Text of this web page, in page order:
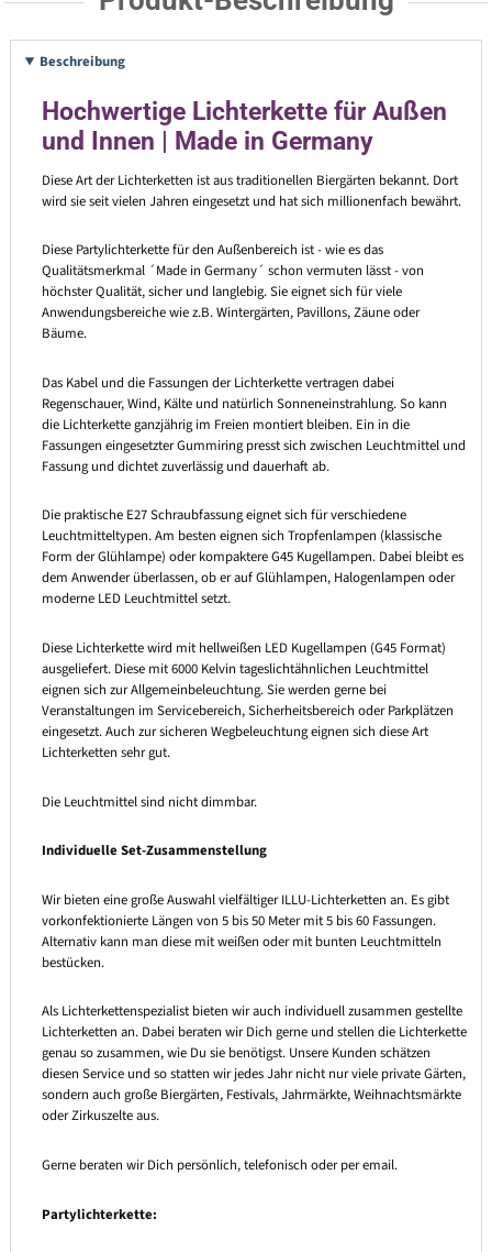
Beschreibung
Hochwertige Lichterkette für Außen
und Innen | Made in Germany
Diese Art der Lichterketten ist aus traditionellen Biergärten bekannt. Dort
wird sie seit vielen Jahren eingesetzt und hat sich millionenfach bewährt.
Diese Partylichterkette für den Außenbereich ist - wie es das
Qualitätsmerkmal ´Made in Germany´ schon vermuten lässt - von
höchster Qualität, sicher und langlebig. Sie eignet sich für viele
Anwendungsbereiche wie z.B. Wintergärten, Pavillons, Zäune oder
Bäume.
Das Kabel und die Fassungen der Lichterkette vertragen dabei
Regenschauer, Wind, Kälte und natürlich Sonneneinstrahlung. So kann
die Lichterkette ganzjährig im Freien montiert bleiben. Ein in die
Fassungen eingesetzter Gummiring presst sich zwischen Leuchtmittel und
Fassung und dichtet zuverlässig und dauerhaft ab.
Die praktische E27 Schraubfassung eignet sich für verschiedene
Leuchtmitteltypen. Am besten eignen sich Tropfenlampen (klassische
Form der Glühlampe) oder kompaktere G45 Kugellampen. Dabei bleibt es
dem Anwender überlassen, ob er auf Glühlampen, Halogenlampen oder
moderne LED Leuchtmittel setzt.
Diese Lichterkette wird mit hellweißen LED Kugellampen (G45 Format)
ausgeliefert. Diese mit 6000 Kelvin tageslichtähnlichen Leuchtmittel
eignen sich zur Allgemeinbeleuchtung. Sie werden gerne bei
Veranstaltungen im Servicebereich, Sicherheitsbereich oder Parkplätzen
eingesetzt. Auch zur sicheren Wegbeleuchtung eignen sich diese Art
Lichterketten sehr gut.
Die Leuchtmittel sind nicht dimmbar.
Individuelle Set-Zusammenstellung
Wir bieten eine große Auswahl vielfältiger ILLU-Lichterketten an. Es gibt
vorkonfektionierte Längen von 5 bis 50 Meter mit 5 bis 60 Fassungen.
Alternativ kann man diese mit weißen oder mit bunten Leuchtmitteln
bestücken.
Als Lichterkettenspezialist bieten wir auch individuell zusammen gestellte
Lichterketten an. Dabei beraten wir Dich gerne und stellen die Lichterkette
genau so zusammen, wie Du sie benötigst. Unsere Kunden schätzen
diesen Service und so statten wir jedes Jahr nicht nur viele private Gärten,
sondern auch große Biergärten, Festivals, Jahrmärkte, Weihnachtsmärkte
oder Zirkuszelte aus.
Gerne beraten wir Dich persönlich, telefonisch oder per email.
Partylichterkette: